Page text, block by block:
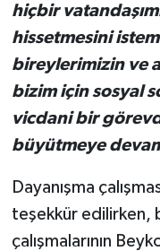
hiçbir
hissetmesini
bireylerimizin ve
bizim için sosyal
vicdani bir
büyütmeye
Dayanışma
teşekkür edilirken,
çalışmalarının